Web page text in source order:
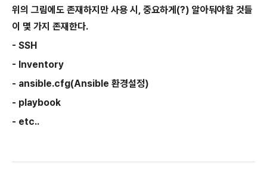
위의 그림에도 존재하지만 사용 시, 중요하게(?) 알아둬야할 것들
이 몇 가지 존재한다.
- SSH
- Inventory
- ansible.cfg(Ansible 환경설정)
- playbook
- etc..